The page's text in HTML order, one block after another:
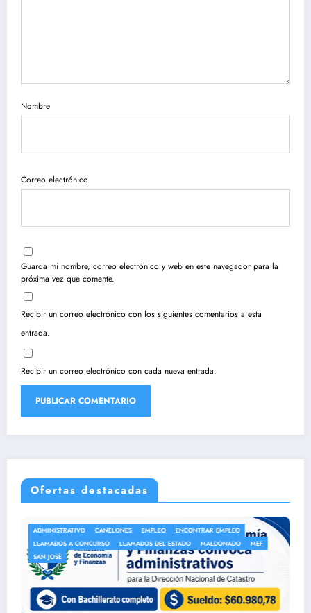
Nombre
Correo electrónico
Guarda mi nombre, correo electrónico y web en este navegador para la
próxima vez que comente.
Recibir un correo electrónico con los siguientes comentarios a esta
entrada.
Recibir un correo electrónico con cada nueva entrada.
Ofertas destacadas
EMPLEO
ENCONTRAR EMPLEO
DEL ESTADO
MALDONADO MEF
ANEP
AUXILIAR DE LIMPIEZA
AUXILIARES DE SERVICIO
LLAMADOS A CONCURSO